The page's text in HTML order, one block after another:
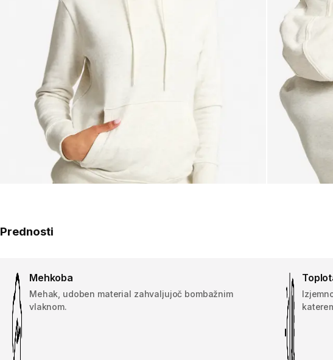
Prednosti
Mehkoba
Mehak, udoben material zahvaljujoč bombažnim
vlaknom.